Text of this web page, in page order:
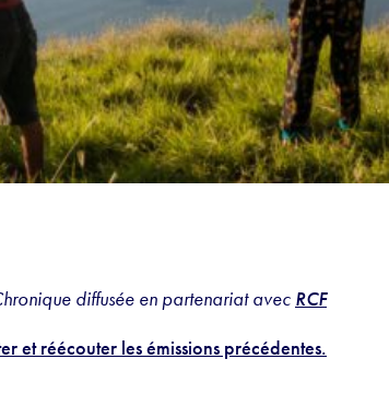
diffusée en partenariat avec RCF
et réécouter les émissions précédentes.